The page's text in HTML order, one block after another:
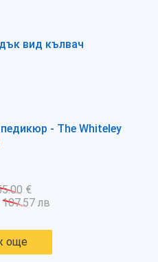
вид кълвач
- The Whiteley
€
107.57 лв
още